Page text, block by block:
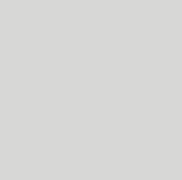
[GK] No More Room in
[GK] Agenda - GeForce